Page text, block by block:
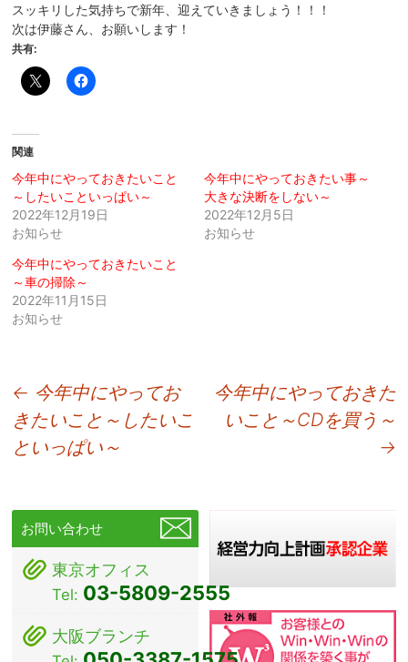
スッキリした気持ちで新年、迎えていきましょう！！！
次は伊藤さん、お願いします！
共有:
関連
今年中にやっておきたいこと
～したいこといっぱい～
2022年12月19日
お知らせ
今年中にやっておきたい事～
大きな決断をしない～
2022年12月5日
お知らせ
今年中にやっておきたいこと
～車の掃除～
2022年11月15日
お知らせ
投
稿
ナ
ゲ
ー
シ
ョ
← 今年中にやってお
きたいこと～したいこ
といっぱい～
今年中にやっておきた
いこと～CDを買う～
→
お問い合わせ
東京オフィス
Tel: 03-5809-2555
大阪ブランチ